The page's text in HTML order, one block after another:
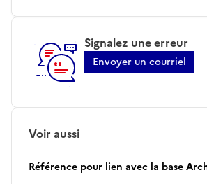
Signalez une erreur
Envoyer un courriel
Voir aussi
Référence pour lien avec la base